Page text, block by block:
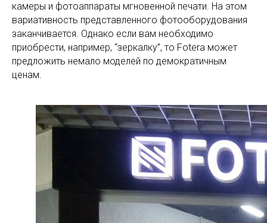
камеры и фотоаппараты мгновенной печати. На этом
вариативность представленного фотооборудования
заканчивается. Однако если вам необходимо
приобрести, например, “зеркалку”, то Fotera может
предложить немало моделей по демократичным
ценам.